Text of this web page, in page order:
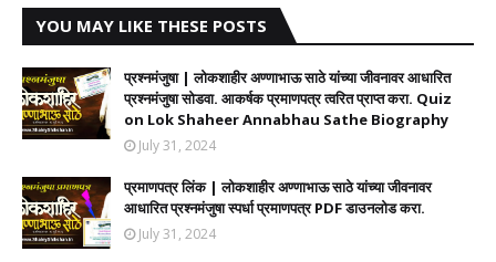
YOU MAY LIKE THESE POSTS
प्रश्नमंजुषा | लोकशाहीर अण्णाभाऊ साठे यांच्या जीवनावर आधारित
प्रश्नमंजुषा सोडवा. आकर्षक प्रमाणपत्र त्वरित प्राप्त करा. Quiz
on Lok Shaheer Annabhau Sathe Biography
July 31, 2024
प्रमाणपत्र लिंक | लोकशाहीर अण्णाभाऊ साठे यांच्या जीवनावर
आधारित प्रश्नमंजुषा स्पर्धा प्रमाणपत्र PDF डाउनलोड करा.
July 31, 2024